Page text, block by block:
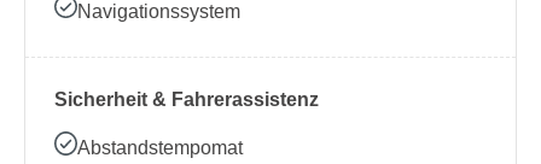
Navigationssystem
Sicherheit & Fahrerassistenz
Abstandstempomat